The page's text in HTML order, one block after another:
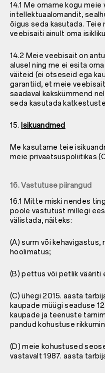
14.1 Me omame kogu
intellektuaalomandit,
õigus seda kasutada.
veebisaiti ainult oma
14.2 Meie veebisait on
alusel ning me ei esita
väiteid (ei otseseid ega
garantiid, et meie
saadaval kakskümmend
seda kasutada
15. Isikuandmed
Me kasutame teie
meie privaatsuspoliitikas
16. Vastutuse piirangud
16.1 Mitte miski nendes
poole vastutust millegi
välistada, näiteks:
(A) surm või kehavigastus,
hoolimatus;
(B) pettus või petlik vääriti
(C) ühegi 2015. aasta
kaupade müügi seaduse
kaupade ja teenuste
pandud kohustuse
(D) meie kohustused
vastavalt 1987. aasta